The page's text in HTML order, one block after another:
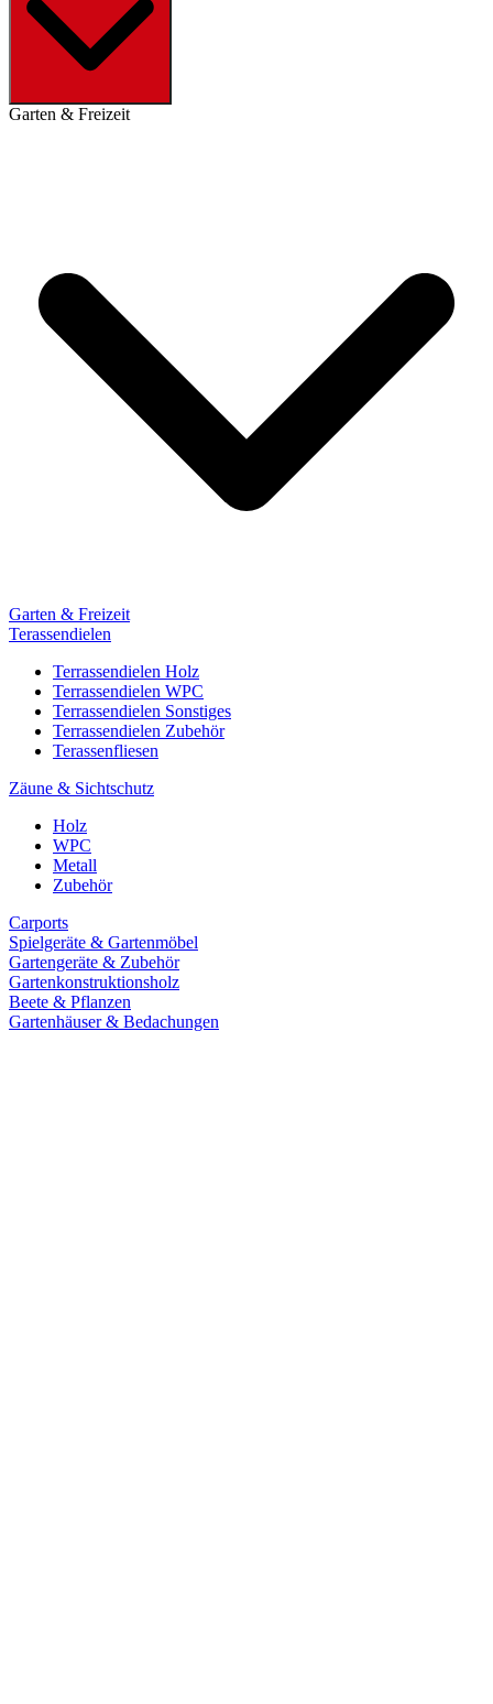
Garten & Freizeit
Garten & Freizeit
Terassendielen
Terrassendielen Holz
Terrassendielen WPC
Terrassendielen Sonstiges
Terrassendielen Zubehör
Terassenfliesen
Zäune & Sichtschutz
Holz
WPC
Metall
Zubehör
Carports
Spielgeräte & Gartenmöbel
Gartengeräte & Zubehör
Gartenkonstruktionsholz
Beete & Pflanzen
Gartenhäuser & Bedachungen